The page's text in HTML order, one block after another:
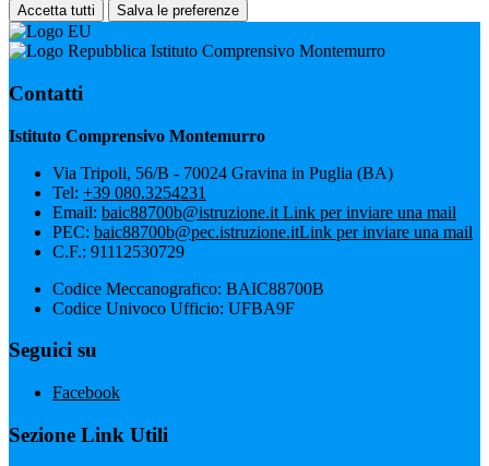
Accetta tutti Salva le preferenze
Istituto Comprensivo Montemurro
Contatti
Istituto Comprensivo Montemurro
Via Tripoli, 56/B - 70024 Gravina in Puglia (BA)
Tel: +39 080.3254231
Email: baic88700b@istruzione.it Link per inviare una mail
PEC: baic88700b@pec.istruzione.itLink per inviare una mail
C.F.: 91112530729
Codice Meccanografico: BAIC88700B
Codice Univoco Ufficio: UFBA9F
Seguici su
Facebook
Sezione Link Utili